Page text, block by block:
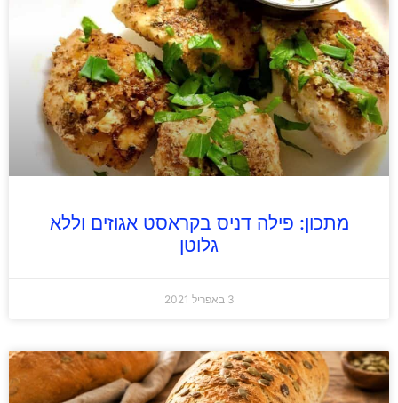
מתכון: פילה דניס בקראסט אגוזים וללא
גלוטן
3 באפריל 2021